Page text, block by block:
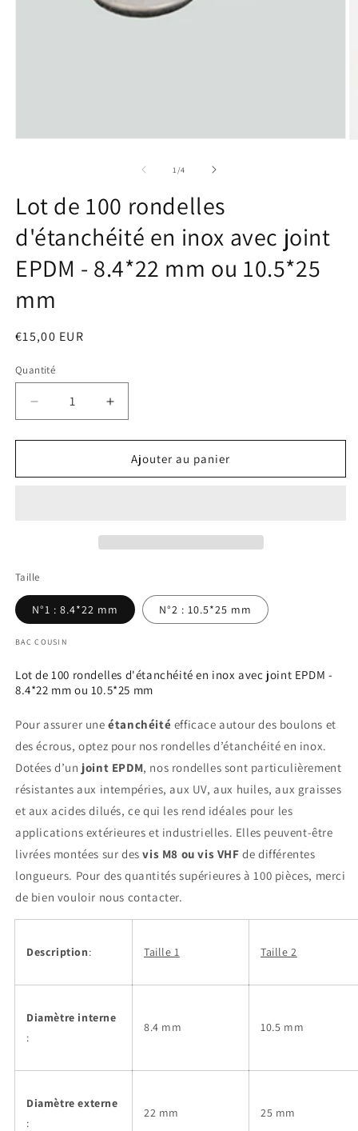
une
fenêtre
modale
1 /de
4
Lot de 100 rondelles
d'étanchéité en inox avec joint
EPDM - 8.4*22 mm ou 10.5*25
mm
Prix
€15,00 EUR
Quantité
Réduire
la
quantité
Lot
inox
avec
joint
EPDM
-
mm
ou
mm
Augmenter
la
quantité
Lot
avec
joint
EPDM
mm
ou
mm
Ajouter au panier
Taille
N°1 : 8.4*22 mm N°2 : 10.5*25 mm
BAC COUSIN
Lot de 100 rondelles d'étanchéité en inox avec joint EPDM -
8.4*22 mm ou 10.5*25 mm
Pour assurer uneétanchéité efficace autour des boulons et
des écrous, optez pour nos rondelles d’étanchéité en inox.
Dotées d’un joint EPDM, nos rondelles sont particulièrement
résistantes aux intempéries, aux UV, aux huiles, aux graisses
et aux acides dilués, ce qui les rend idéales pour les
applications extérieures et industrielles. Elles peuvent-être
livrées montées sur desvis M8 ou vis VHF de différentes
longueurs. Pour des quantités supérieures à 100 pièces, merci
de bien vouloir nous contacter.
Description: Taille 1 Taille 2
Diamètre interne
:
8.4 mm 10.5 mm
Diamètre externe
:
22 mm 25 mm